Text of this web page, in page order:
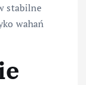
stabilne
wahań